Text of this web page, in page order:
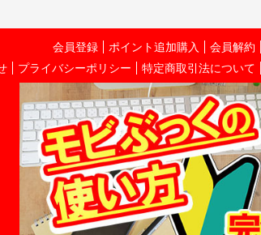
会員登録 ポイント追加購入 会員解約
プライバシーポリシー 特定商取引法について